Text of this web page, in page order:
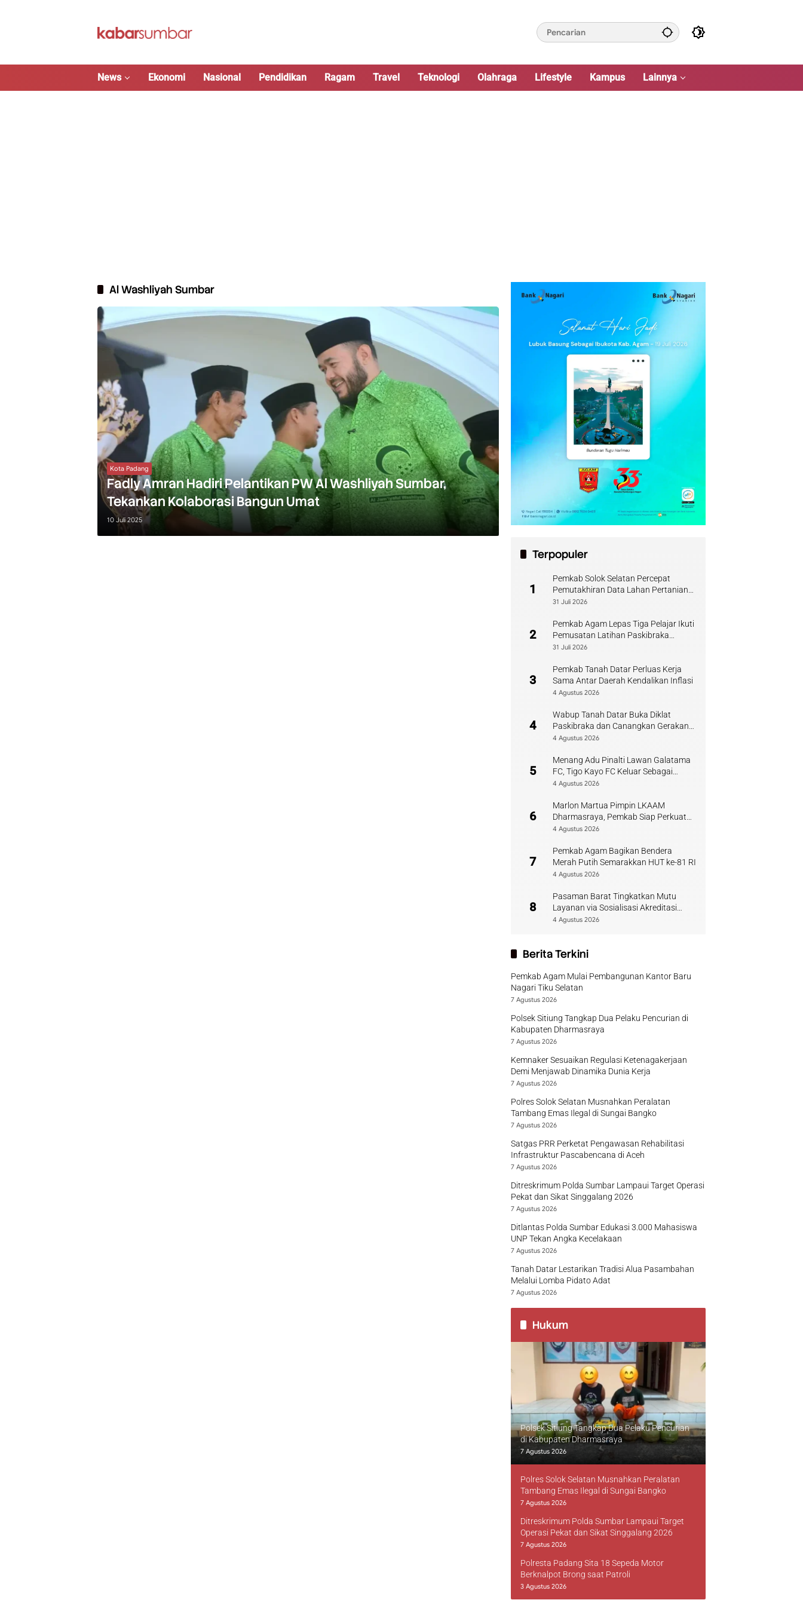
News Ekonomi Nasional Pendidikan Ragam Travel Teknologi Olahraga Lifestyle Kampus Lainnya
Al Washliyah Sumbar
Kota Padang
Fadly Amran Hadiri Pelantikan PW Al Washliyah Sumbar,
Tekankan Kolaborasi Bangun Umat
10 Juli 2025
Terpopuler
1
Pemkab Solok Selatan Percepat
Pemutakhiran Data Lahan Pertanian
Pangan Berkelanjutan
31 Juli 2026
2
Pemkab Agam Lepas Tiga Pelajar Ikuti
Pemusatan Latihan Paskibraka
Sumbar
31 Juli 2026
3
Pemkab Tanah Datar Perluas Kerja
Sama Antar Daerah Kendalikan Inflasi
4 Agustus 2026
4
Wabup Tanah Datar Buka Diklat
Paskibraka dan Canangkan Gerakan
Bendera
4 Agustus 2026
5
Menang Adu Pinalti Lawan Galatama
FC, Tigo Kayo FC Keluar Sebagai
Juara Piala Walikota Payakumbuh
4 Agustus 2026
6
Marlon Martua Pimpin LKAAM
Dharmasraya, Pemkab Siap Perkuat
Sinergi Adat
4 Agustus 2026
7
Pemkab Agam Bagikan Bendera
Merah Putih Semarakkan HUT ke-81 RI
4 Agustus 2026
8
Pasaman Barat Tingkatkan Mutu
Layanan via Sosialisasi Akreditasi
Perpustakaan 2026
4 Agustus 2026
Berita Terkini
Pemkab Agam Mulai Pembangunan Kantor Baru
Nagari Tiku Selatan
7 Agustus 2026
Polsek Sitiung Tangkap Dua Pelaku Pencurian di
Kabupaten Dharmasraya
7 Agustus 2026
Kemnaker Sesuaikan Regulasi Ketenagakerjaan
Demi Menjawab Dinamika Dunia Kerja
7 Agustus 2026
Polres Solok Selatan Musnahkan Peralatan
Tambang Emas Ilegal di Sungai Bangko
7 Agustus 2026
Satgas PRR Perketat Pengawasan Rehabilitasi
Infrastruktur Pascabencana di Aceh
7 Agustus 2026
Ditreskrimum Polda Sumbar Lampaui Target Operasi
Pekat dan Sikat Singgalang 2026
7 Agustus 2026
Ditlantas Polda Sumbar Edukasi 3.000 Mahasiswa
UNP Tekan Angka Kecelakaan
7 Agustus 2026
Tanah Datar Lestarikan Tradisi Alua Pasambahan
Melalui Lomba Pidato Adat
7 Agustus 2026
Hukum
Polsek Sitiung Tangkap Dua Pelaku Pencurian
di Kabupaten Dharmasraya
7 Agustus 2026
Polres Solok Selatan Musnahkan Peralatan
Tambang Emas Ilegal di Sungai Bangko
7 Agustus 2026
Ditreskrimum Polda Sumbar Lampaui Target
Operasi Pekat dan Sikat Singgalang 2026
7 Agustus 2026
Polresta Padang Sita 18 Sepeda Motor
Berknalpot Brong saat Patroli
3 Agustus 2026